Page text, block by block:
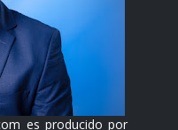
es producido por